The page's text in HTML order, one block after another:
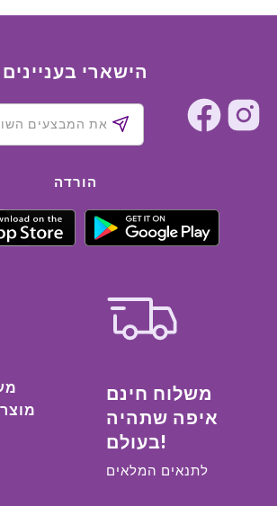
הישארי בעניינים
הורדה
משלוח חינם
איפה שתהיה
בעולם!
לתנאים המלאים